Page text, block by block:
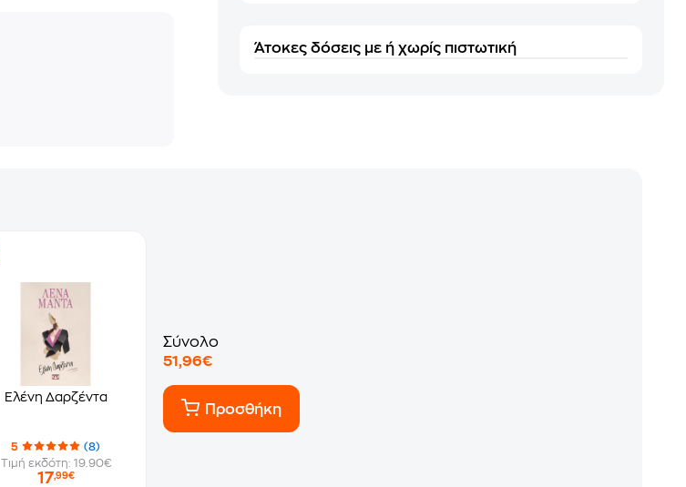
Άτοκες δόσεις με ή χωρίς πιστωτική
Ελένη Δαρζέντα
5
(8)
Τιμή εκδότη: 19.90€
17,99€
Σύνολο
51,96€
Προσθήκη